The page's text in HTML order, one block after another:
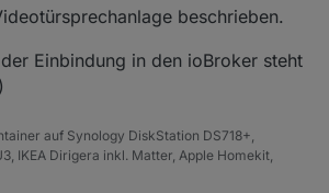
beschrieben.
Einbindung in den ioBroker steht
auf Synology DiskStation DS718+,
IKEA Dirigera inkl. Matter, Apple Homekit,